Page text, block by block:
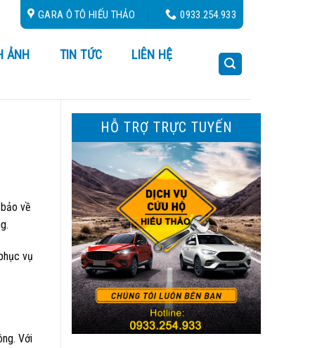
GARA Ô TÔ HIẾU THẢO 0933.254.933
ẢNH TIN TỨC
LIÊN HỆ
về
vụ
Với
HỖ TRỢ TRỰC TUYẾN